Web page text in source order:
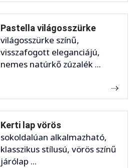
Pastella világosszürke
világosszürke színű,
visszafogott eleganciájú,
nemes natúrkő zúzalék ...
Kerti lap vörös
sokoldalúan alkalmazható,
klasszikus stílusú, vörös színű
járólap ...